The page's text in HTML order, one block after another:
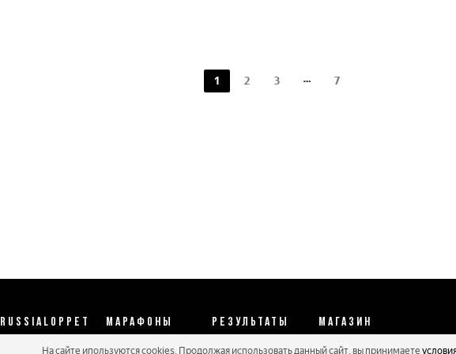
1 2 3 7
RUSSIALOPPET МАРАФОНЫ РЕЗУЛЬТАТЫ МАГАЗИН
Календарь 2026 Протоколы 2025 Реквизиты
На сайте ипользуются cookies. Продолжая использовать данный сайт, вы принимаете